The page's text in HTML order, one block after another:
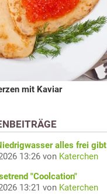
mit Kaviar
alles frei gibt
13:26 von Katerchen
"Coolcation"
13:21 von Katerchen